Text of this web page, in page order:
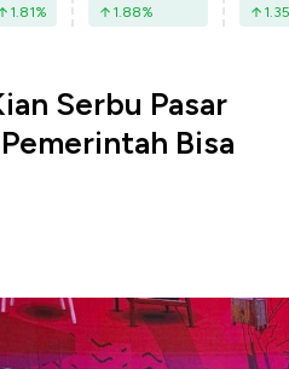
1.81% 1.88% 1.35
Serbu Pasar
Bisa